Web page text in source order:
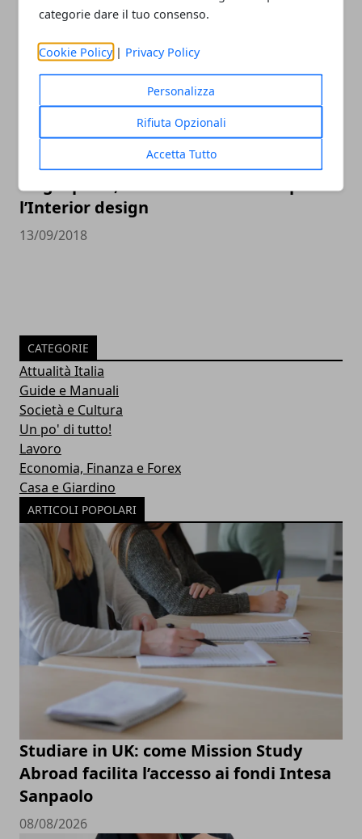
categorie dare il tuo consenso.
Cookie Policy | Privacy Policy
Personalizza
Rifiuta Opzionali
Accetta Tutto
22/05/2023
Grigio perla, il colore di tendenza per
l’Interior design
13/09/2018
CATEGORIE
Attualità Italia
Guide e Manuali
Società e Cultura
Un po' di tutto!
Lavoro
Economia, Finanza e Forex
Casa e Giardino
ARTICOLI POPOLARI
Studiare in UK: come Mission Study
Abroad facilita l’accesso ai fondi Intesa
Sanpaolo
08/08/2026